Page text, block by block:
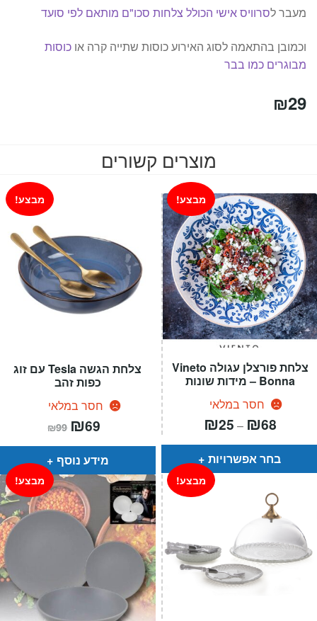
מעבר לסרוויס אישי הכולל צלחות סכו"ם מותאם לפי סועד
וכמובן בהתאמה לסוג האירוע כוסות שתייה קרה או כוסות
מבוגרים כמו בבר
₪29
מוצרים קשורים
צלחת הגשה Tesla עם זוג
כפות זהב
חסר במלאי
מבצע!
₪99 המחיר
המקורי
היה:
₪99.
₪69
הוא:
מידע נוסף
צלחת פורצלן עגולה Vineto
Bonna – מידות שונות
חסר במלאי
מבצע!
₪25 – ₪68טווח
מחירים:
⁦₪25⁩
עד
בחר אפשרויות
מבצע! מבצע!